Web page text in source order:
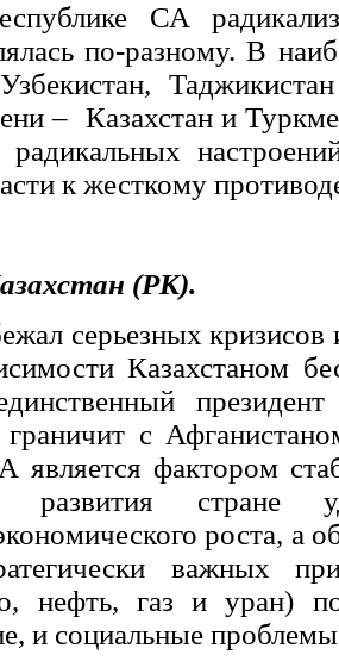
СА
по-разному. В
– Казахстан и
радикальных
к жесткому
(РК).
серьезных кризисов
Казахстаном
граничит с
является фактором
развития стране
роста, а
важных
нефть, газ и уран)
и социальные